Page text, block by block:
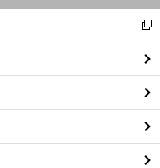
閉
る
新
し
い
ウ
ィ
ン
ド
ウ
で